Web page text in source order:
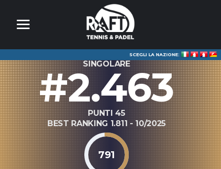
SCEGLI LA NAZIONE:
SINGOLARE
#2.463
PUNTI 45
BEST RANKING 1.811 - 10/2025
791